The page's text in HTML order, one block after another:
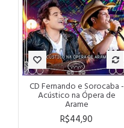
CD Fernando e Sorocaba -
Acústico na Ópera de
Arame
R$44,90